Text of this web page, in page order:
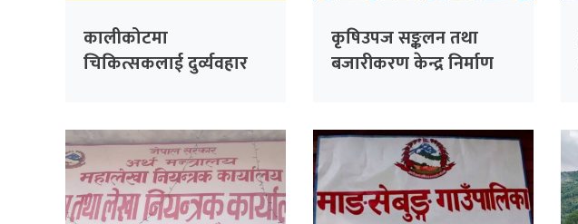
कालीकोटमा
चिकित्सकलाई दुर्व्यवहार
कृषिउपज सङ्कलन तथा
बजारीकरण केन्द्र निर्माण